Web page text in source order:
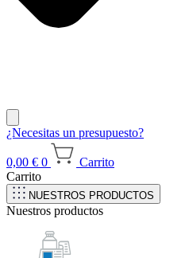
¿Necesitas un presupuesto?
0,00 € 0
Carrito
Carrito
NUESTROS PRODUCTOS
Nuestros productos